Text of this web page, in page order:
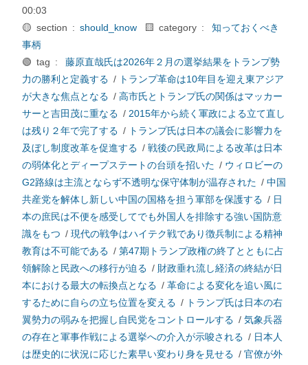
00:03
🟡 section : should_know 🟨 category :
知っておくべき
事柄
🟢 tag :
藤原直哉氏は2026年２月の選挙結果をトランプ勢
力の勝利と定義する / トランプ革命は10年目を迎え東アジア
が大きな焦点となる / 高市氏とトランプ氏の関係はマッカー
サーと吉田茂に重なる / 2015年から続く軍政による立て直し
は残り２年で完了する / トランプ氏は日本の議会に影響力を
及ぼし制度改革を促進する / 戦後の民政局による改革は日本
の弱体化とディープステートの台頭を招いた / ウィロビーの
G2路線は主流とならず不透明な保守体制が温存された / 中国
共産党を解体し新しい中国の国格を担う軍部を保護する / 日
本の庶民は不便を感受してでも外国人を排除する強い国防意
識をもつ / 現代の戦争はハイテク戦であり徴兵制による精神
教育は不可能である / 第47期トランプ政権の終了とともに占
領解除と民政への移行が迫る / 財政垂れ流し経済の終結が日
本における最大の転換点となる / 革命による変化を追い風に
するために自らの立ち位置を変える / トランプ氏は日本の右
翼勢力の弱みを把握し自民党をコントロールする / 気象兵器
の存在と軍事作戦による選挙への介入が示唆される / 日本人
は歴史的に状況に応じた素早い変わり身を見せる / 官僚が外